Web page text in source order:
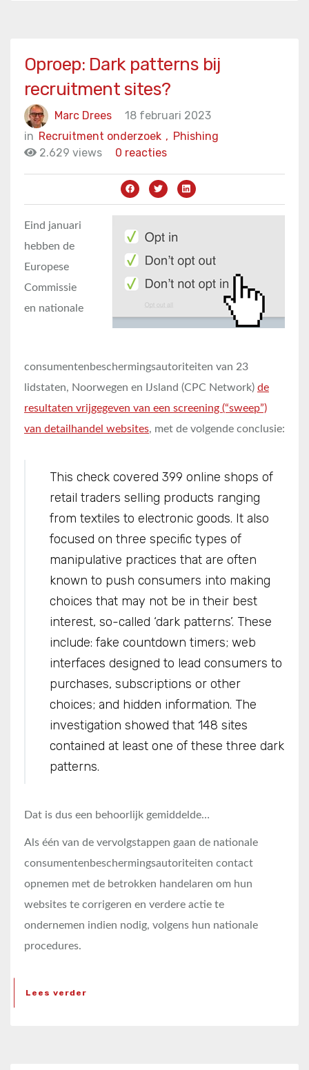
Oproep: Dark patterns bij
recruitment sites?
Marc Drees
18 februari 2023
in
Phishing
Recruitment onderzoek ,
2.629 views
0 reacties
Eind januari
hebben de
Europese
Commissie
en nationale
consumentenbeschermingsautoriteiten van 23
lidstaten, Noorwegen en IJsland (CPC Network) de
resultaten vrijgegeven van een screening (“sweep”)
van detailhandel websites, met de volgende conclusie:
This check covered 399 online shops of
retail traders selling products ranging
from textiles to electronic goods. It also
focused on three specific types of
manipulative practices that are often
known to push consumers into making
choices that may not be in their best
interest, so-called ‘dark patterns’. These
include: fake countdown timers; web
interfaces designed to lead consumers to
purchases, subscriptions or other
choices; and hidden information. The
investigation showed that 148 sites
contained at least one of these three dark
patterns.
Dat is dus een behoorlijk gemiddelde…
Als één van de vervolgstappen gaan de nationale
consumentenbeschermingsautoriteiten contact
opnemen met de betrokken handelaren om hun
websites te corrigeren en verdere actie te
ondernemen indien nodig, volgens hun nationale
procedures.
Lees verder